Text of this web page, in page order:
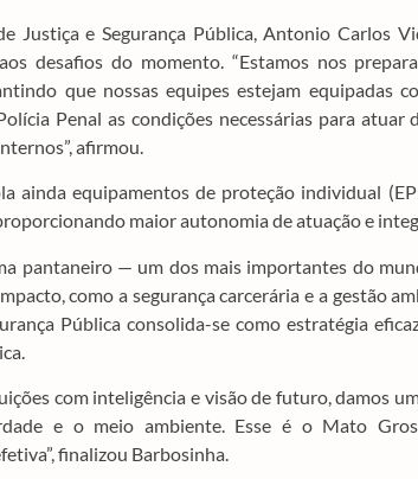
Justiça e Segurança Pública, Antonio Carlos
desafios do momento. “Estamos nos
que nossas equipes estejam equipadas
Penal as condições necessárias para
afirmou.
ainda equipamentos de proteção individual
maior autonomia de atuação e
pantaneiro — um dos mais importantes do
como a segurança carcerária e a gestão
Pública consolida-se como estratégia
com inteligência e visão de futuro, damos
e o meio ambiente. Esse é o Mato
finalizou Barbosinha.